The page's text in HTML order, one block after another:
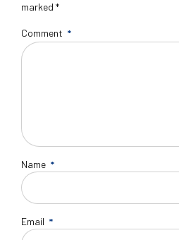
marked *
Comment *
Name *
Email *